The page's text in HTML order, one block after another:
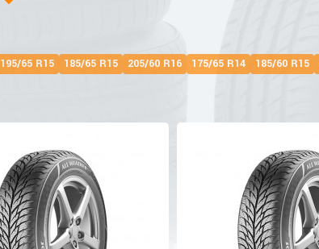
195/65 R15 185/65 R15 205/60 R16 175/65 R14 185/60 R15